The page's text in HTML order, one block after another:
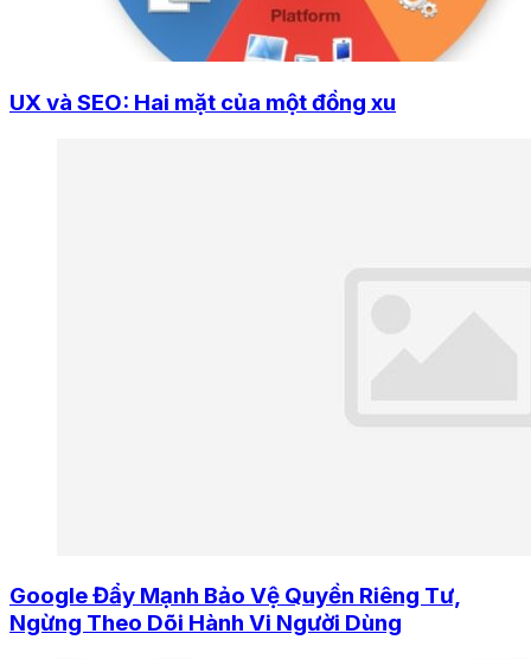
UX và SEO: Hai mặt của một đồng xu
Google Đẩy Mạnh Bảo Vệ Quyền Riêng Tư,
Ngừng Theo Dõi Hành Vi Người Dùng